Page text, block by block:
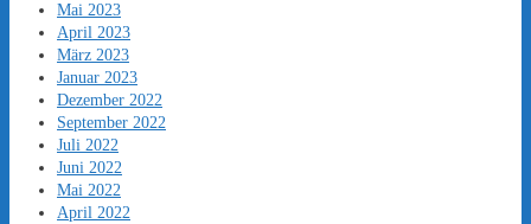
Mai 2023
April 2023
März 2023
Januar 2023
Dezember 2022
September 2022
Juli 2022
Juni 2022
Mai 2022
April 2022